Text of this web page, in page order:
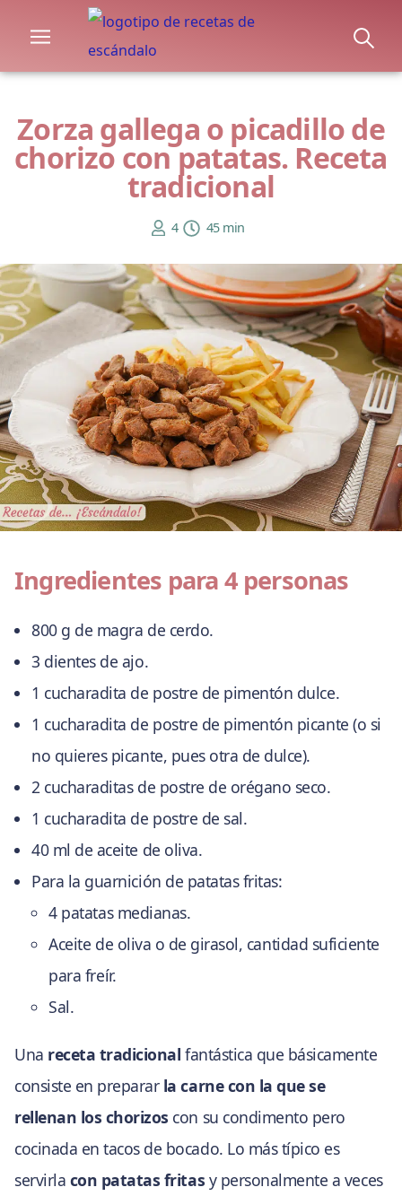
Zorza gallega o picadillo de
chorizo con patatas. Receta
tradicional
4 45 min
Ingredientes para 4 personas
800 g de magra de cerdo.
3 dientes de ajo.
1 cucharadita de postre de pimentón dulce.
1 cucharadita de postre de pimentón picante (o si
no quieres picante, pues otra de dulce).
2 cucharaditas de postre de orégano seco.
1 cucharadita de postre de sal.
40 ml de aceite de oliva.
Para la guarnición de patatas fritas:
4 patatas medianas.
Aceite de oliva o de girasol, cantidad suficiente
para freír.
Sal.
Una receta tradicional fantástica que básicamente
consiste en preparar la carne con la que se
rellenan los chorizos con su condimento pero
cocinada en tacos de bocado. Lo más típico es
servirla con patatas fritas y personalmente a veces